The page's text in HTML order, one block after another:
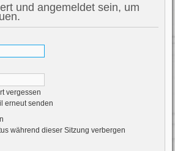
und angemeldet sein, um
vergessen
erneut senden
während dieser Sitzung verbergen